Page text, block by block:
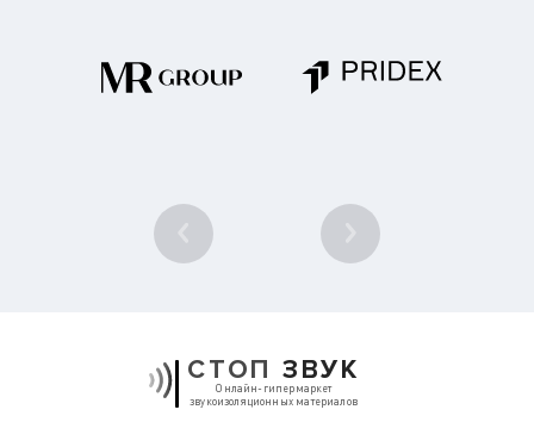
1
СТОП ЗВУК
Онлайн-гипермаркет
звукоизоляционных материалов